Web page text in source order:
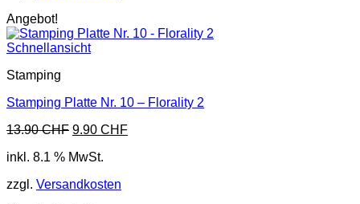
Angebot!
Schnellansicht
Stamping
Stamping Platte Nr. 10 – Florality 2
13.90CHF Ursprünglicher
war:
9.90 CHFAktueller
inkl. 8.1 % MwSt.
zzgl. Versandkosten